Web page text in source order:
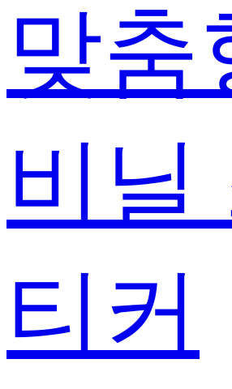
맞춤
비닐
티커